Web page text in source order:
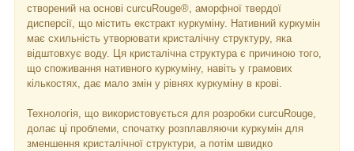
створений на основі curcuRouge®, аморфної твердої
дисперсії, що містить екстракт куркуміну. Нативний куркумін
має схильність утворювати кристалічну структуру, яка
відштовхує воду. Ця кристалічна структура є причиною того,
що споживання нативного куркуміну, навіть у грамових
кількостях, дає мало змін у рівнях куркуміну в крові.
Технологія, що використовується для розробки curcuRouge,
долає ці проблеми, спочатку розплавляючи куркумін для
зменшення кристалічної структури, а потім швидко